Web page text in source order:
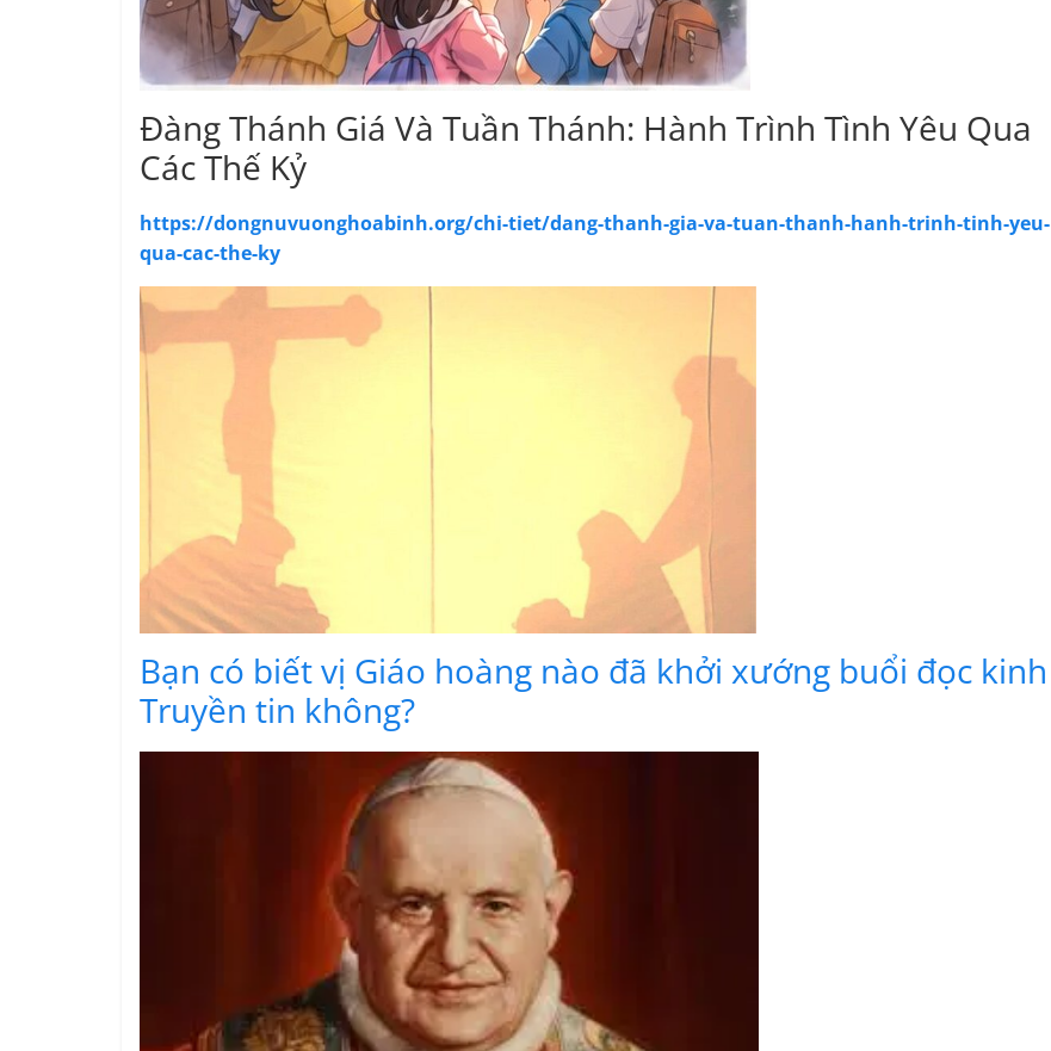
Đàng Thánh Giá Và Tuần Thánh: Hành Trình Tình Yêu Qua
Các Thế Kỷ
https://dongnuvuonghoabinh.org/chi-tiet/dang-thanh-gia-va-tuan-thanh-hanh-trinh-tinh-yeu-
qua-cac-the-ky
Bạn có biết vị Giáo hoàng nào đã khởi xướng buổi đọc kinh
Truyền tin không?